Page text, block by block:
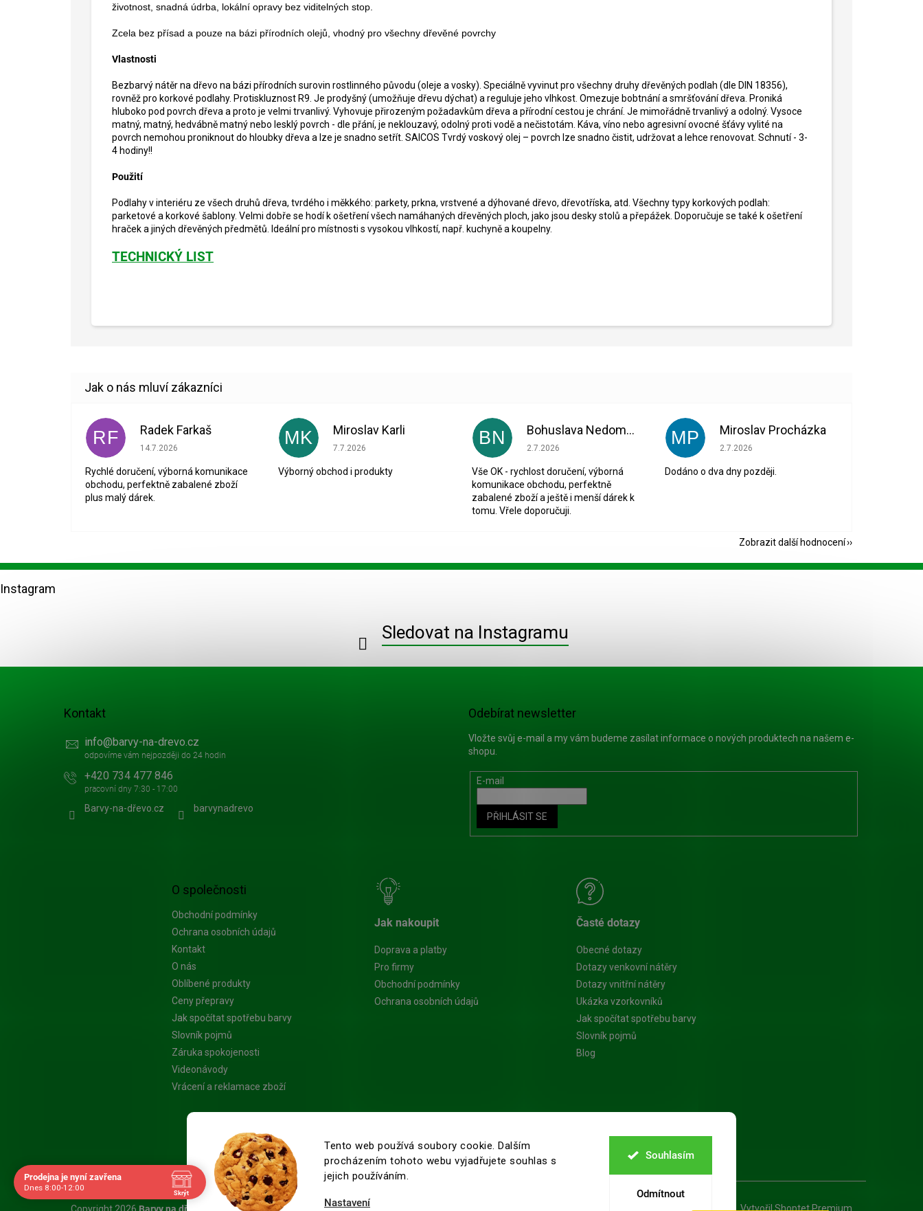
Tento web používá soubory cookie. Dalším
procházením tohoto webu vyjadřujete souhlas s
jejich používáním.
Nastavení
Odmítnout
Souhlasím
životnost, snadná údrba, lokální opravy bez viditelných stop.
Zcela bez přísad a pouze na bázi přírodních olejů, vhodný pro všechny dřevěné povrchy
Vlastnosti
Bezbarvý nátěr na dřevo na bázi přírodních surovin rostlinného původu (oleje a vosky). Speciálně vyvinut pro všechny druhy dřevěných podlah (dle DIN 18356),
rovněž pro korkové podlahy. Protiskluznost R9. Je prodyšný (umožňuje dřevu dýchat) a reguluje jeho vlhkost. Omezuje bobtnání a smršťování dřeva. Proniká
hluboko pod povrch dřeva a proto je velmi trvanlivý. Vyhovuje přirozeným požadavkům dřeva a přírodní cestou je chrání. Je mimořádně trvanlivý a odolný. Vysoce
matný, matný, hedvábně matný nebo lesklý povrch - dle přání, je neklouzavý, odolný proti vodě a nečistotám. Káva, víno nebo agresivní ovocné šťávy vylité na
povrch nemohou proniknout do hloubky dřeva a lze je snadno setřít. SAICOS Tvrdý voskový olej – povrch lze snadno čistit, udržovat a lehce renovovat. Schnutí - 3-
4 hodiny!!
Použití
Podlahy v interiéru ze všech druhů dřeva, tvrdého i měkkého: parkety, prkna, vrstvené a dýhované dřevo, dřevotříska, atd. Všechny typy korkových podlah:
parketové a korkové šablony. Velmi dobře se hodí k ošetření všech namáhaných dřevěných ploch, jako jsou desky stolů a přepážek. Doporučuje se také k ošetření
hraček a jiných dřevěných předmětů. Ideální pro místnosti s vysokou vlhkostí, např. kuchyně a koupelny.
TECHNICKÝ LIST
RF Radek Farkaš
Hodnocení obchodu je 5 z 5 hvězdiček.
14.7.2026
Rychlé doručení, výborná komunikace
obchodu, perfektně zabalené zboží
plus malý dárek.
MK Miroslav Karli
Hodnocení obchodu je 5 z 5 hvězdiček.
7.7.2026
Výborný obchod i produkty
BN Bohuslava Nedomová
Hodnocení obchodu je 5 z 5 hvězdiček.
2.7.2026
Vše OK - rychlost doručení, výborná
komunikace obchodu, perfektně
zabalené zboží a ještě i menší dárek k
tomu. Vřele doporučuji.
MP Miroslav Procházka
Hodnocení obchodu je 1 z 5 hvězdiček.
2.7.2026
Dodáno o dva dny později.
Zobrazit další hodnocení
Z
áInstagram
Sledovat na Instagramu
O společnosti
Obchodní podmínky
Ochrana osobních údajů
Kontakt
O nás
Oblíbené produkty
Ceny přepravy
Jak spočítat spotřebu barvy
Slovník pojmů
Záruka spokojenosti
Videonávody
Vrácení a reklamace zboží
Jak nakoupit
Doprava a platby
Pro firmy
Obchodní podmínky
Ochrana osobních údajů
Časté dotazy
Obecné dotazy
Dotazy venkovní nátěry
Dotazy vnitřní nátěry
Ukázka vzorkovníků
Jak spočítat spotřebu barvy
Slovník pojmů
Blog
Kontakt
info@barvy-na-drevo.cz
+420 734 477 846
Barvy-na-dřevo.cz barvynadrevo
Odebírat newsletter
Vložte svůj e-mail a my vám budeme zasílat informace o nových produktech na našem e-
shopu.
E-mail
PŘIHLÁSIT SE
Platba Visa
Vytvořil Shoptet Premium
Prodejna je nyní zavřena
Dnes 8:00-12:00
Skrýt
Navštivte nás osobně